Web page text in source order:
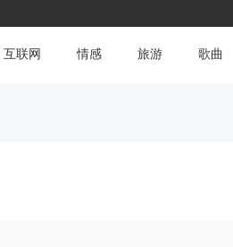
互联网 情感 旅游 歌曲